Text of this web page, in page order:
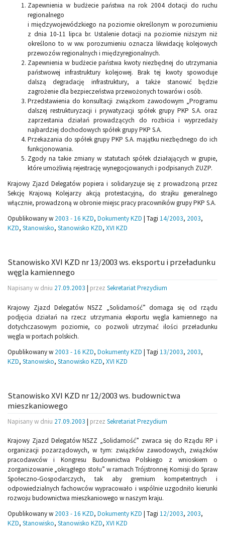
Zapewnienia w budżecie państwa na rok 2004 dotacji do ruchu
regionalnego
i międzywojewódzkiego na poziomie określonym w porozumieniu
z dnia 10-11 lipca br. Ustalenie dotacji na poziomie niższym niż
określono to w ww. porozumieniu oznacza likwidację kolejowych
przewozów regionalnych i międzyregionalnych.
Zapewnienia w budżecie państwa kwoty niezbędnej do utrzymania
państwowej infrastruktury kolejowej. Brak tej kwoty spowoduje
dalszą degradację infrastruktury, a także stanowić będzie
zagrożenie dla bezpieczeństwa przewożonych towarów i osób.
Przedstawienia do konsultacji związkom zawodowym „Programu
dalszej restrukturyzacji i prywatyzacji spółek grupy PKP S.A. oraz
zaprzestania działań prowadzących do rozbicia i wyprzedaży
najbardziej dochodowych spółek grupy PKP S.A.
Przekazania do spółek grupy PKP S.A. majątku niezbędnego do ich
funkcjonowania.
Zgody na takie zmiany w statutach spółek działających w grupie,
które umożliwią rejestrację wynegocjowanych i podpisanych ZUZP.
Krajowy Zjazd Delegatów popiera i solidaryzuje się z prowadzoną przez
Sekcję Krajową Kolejarzy akcją protestacyjną, do strajku generalnego
włącznie, prowadzoną w obronie miejsc pracy pracowników grupy PKP S.A.
Opublikowany w 2003 - 16 KZD, Dokumenty KZD | Tagi 14/2003, 2003,
KZD, Stanowisko, Stanowisko KZD, XVI KZD
Stanowisko XVI KZD nr 13/2003 ws. eksportu i przeładunku
węgla kamiennego
Napisany w dniu 27.09.2003 | przez Sekretariat Prezydium
Krajowy Zjazd Delegatów NSZZ „Solidarność” domaga się od rządu
podjęcia działań na rzecz utrzymania eksportu węgla kamiennego na
dotychczasowym poziomie, co pozwoli utrzymać ilości przeładunku
węgla w portach polskich.
Opublikowany w 2003 - 16 KZD, Dokumenty KZD | Tagi 13/2003, 2003,
KZD, Stanowisko, Stanowisko KZD, XVI KZD
Stanowisko XVI KZD nr 12/2003 ws. budownictwa
mieszkaniowego
Napisany w dniu 27.09.2003 | przez Sekretariat Prezydium
Krajowy Zjazd Delegatów NSZZ „Solidarność” zwraca się do Rządu RP i
organizacji pozarządowych, w tym: związków zawodowych, związków
pracodawców i Kongresu Budownictwa Polskiego z wnioskiem o
zorganizowanie „okrągłego stołu” w ramach Trójstronnej Komisji do Spraw
Społeczno-Gospodarczych, tak aby gremium kompetentnych i
odpowiedzialnych fachowców wypracowało i wspólnie uzgodniło kierunki
rozwoju budownictwa mieszkaniowego w naszym kraju.
Opublikowany w 2003 - 16 KZD, Dokumenty KZD Tagi 12/2003, 2003,
KZD, Stanowisko, Stanowisko KZD, XVI KZD